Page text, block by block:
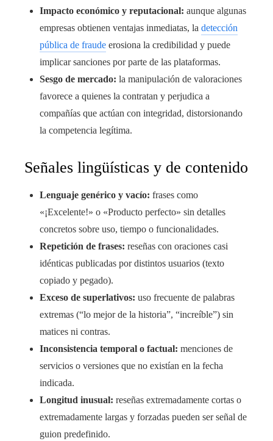
Impacto económico y reputacional: aunque algunas
empresas obtienen ventajas inmediatas, la detección
pública de fraude erosiona la credibilidad y puede
implicar sanciones por parte de las plataformas.
Sesgo de mercado: la manipulación de valoraciones
favorece a quienes la contratan y perjudica a
compañías que actúan con integridad, distorsionando
la competencia legítima.
Señales lingüísticas y de contenido
Lenguaje genérico y vacío: frases como
«¡Excelente!» o «Producto perfecto» sin detalles
concretos sobre uso, tiempo o funcionalidades.
Repetición de frases: reseñas con oraciones casi
idénticas publicadas por distintos usuarios (texto
copiado y pegado).
Exceso de superlativos: uso frecuente de palabras
extremas (“lo mejor de la historia”, “increíble”) sin
matices ni contras.
Inconsistencia temporal o factual: menciones de
servicios o versiones que no existían en la fecha
indicada.
Longitud inusual: reseñas extremadamente cortas o
extremadamente largas y forzadas pueden ser señal de
guion predefinido.